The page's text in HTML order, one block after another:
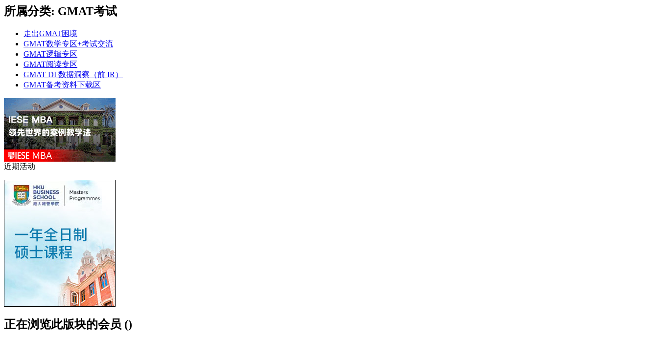
所属分类: GMAT考试
走出GMAT困境
GMAT数学专区+考试交流
GMAT逻辑专区
GMAT阅读专区
GMAT DI 数据洞察（前 IR）
GMAT备考资料下载区
近期活动
正在浏览此版块的会员 ()